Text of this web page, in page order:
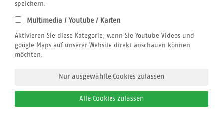
Tauchen
Wingfoilen
Rechtliches
AGB
Datenschutzerklärung
speichern.
Multimedia / Youtube / Karten
Aktivieren Sie diese Kategorie, wenn Sie Youtube Videos und
google Maps auf unserer Website direkt anschauen können
möchten.
Nur ausgewählte Cookies zulassen
Alle Cookies zulassen